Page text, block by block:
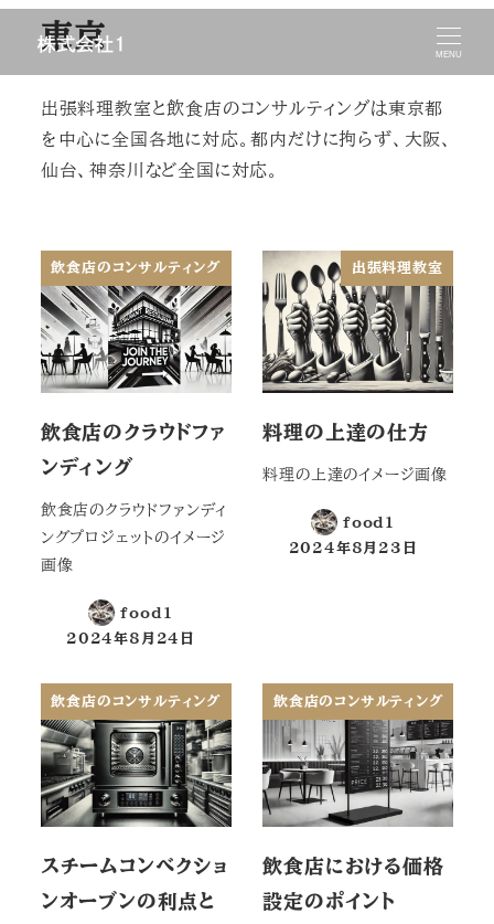
MENU
東京
出張料理教室と飲食店のコンサルティングは東京都
を中心に全国各地に対応。都内だけに拘らず、大阪、
仙台、神奈川など全国に対応。
飲食店のコンサルティング
飲食店のクラウドファ
ンディング
飲食店のクラウドファンディ
ングプロジェットのイメージ
画像
food1
2024年8月24日
出張料理教室
料理の上達の仕方
料理の上達のイメージ画像
food1
2024年8月23日
飲食店のコンサルティング
スチームコンベクショ
ンオーブンの利点と
飲食店のコンサルティング
飲食店における価格
設定のポイント